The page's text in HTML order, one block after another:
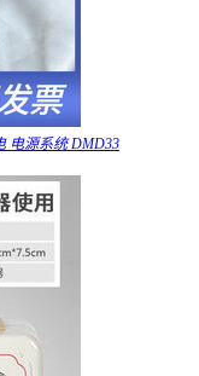
电源系统 DMD33